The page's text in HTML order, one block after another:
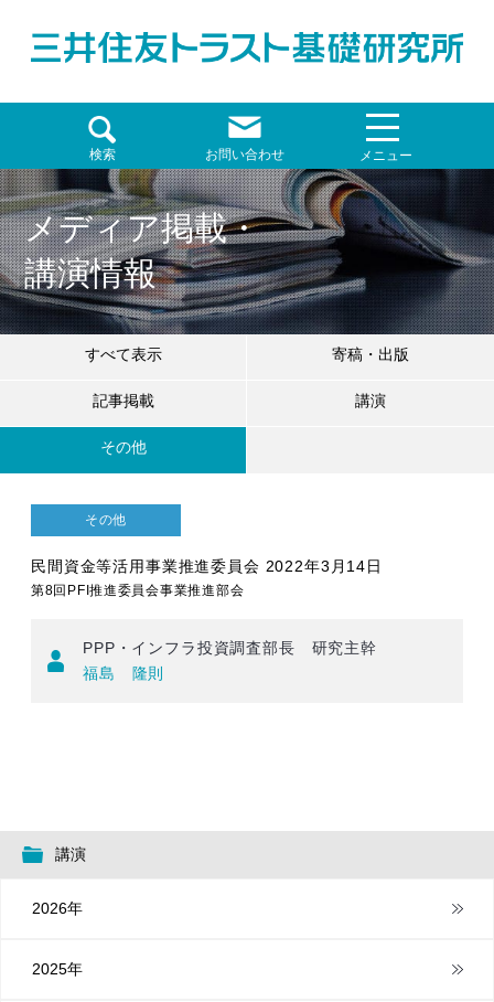
検索 お問い合わせ メニュー
メディア掲載・
講演情報
すべて表示
講演
記事掲載
寄稿・出版
その他
その他
民間資金等活用事業推進委員会 2022年3月14日
第8回PFI推進委員会事業推進部会
PPP・インフラ投資調査部長 研究主幹
福島 隆則
講演
2026年
2025年